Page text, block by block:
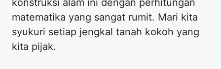
matematika yang sangat rumit. Mari kita
syukuri setiap jengkal tanah kokoh yang
kita pijak.